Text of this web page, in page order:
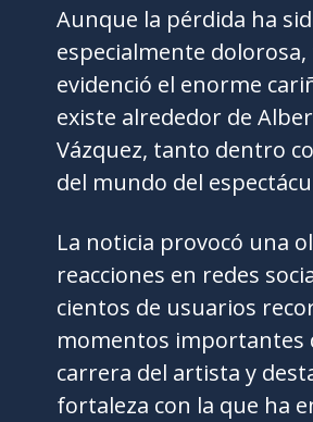
Aunque la pérdida ha
especialmente
evidenció el enorme
existe alrededor de
Vázquez, tanto dentro
del mundo del
La noticia provocó una
reacciones en redes
cientos de usuarios
momentos importantes
carrera del artista y
fortaleza con la que ha